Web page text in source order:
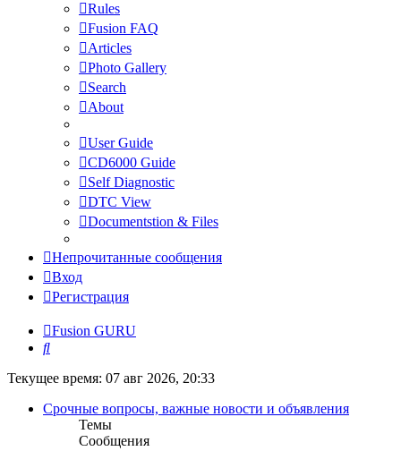
Rules
Fusion FAQ
Articles
Photo Gallery
Search
About
User Guide
CD6000 Guide
Self Diagnostic
DTC View
Documentstion & Files
Непрочитанные сообщения
Вход
Регистрация
Fusion GURU
Поиск
Текущее время: 07 авг 2026, 20:33
Срочные вопросы, важные новости и объявления
Темы
Сообщения